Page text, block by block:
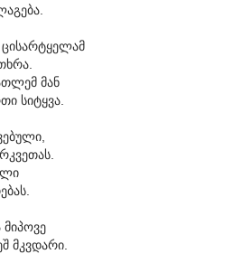
მან
სიტყვა.
მკვდარი.